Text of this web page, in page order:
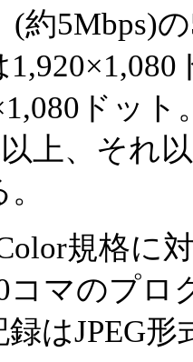
(約5Mbps)
ドッ
以上、それ
規格に
コマのプロ
録はJPEG